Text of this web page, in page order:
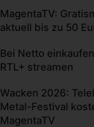
MagentaTV:
aktuell bis zu 50
Bei Netto
RTL+ streamen
Wacken 2026:
Metal-Festival
MagentaTV